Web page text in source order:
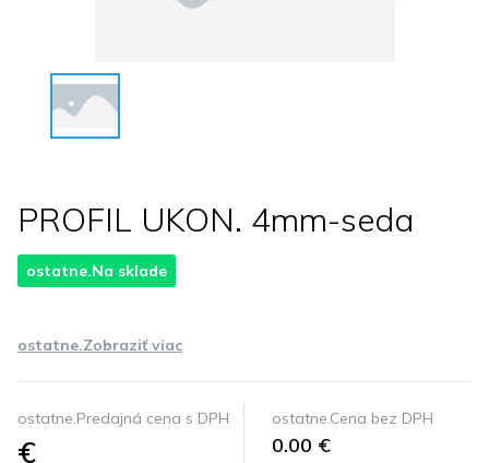
PROFIL UKON. 4mm-seda
ostatne.Na sklade
ostatne.Zobraziť viac
ostatne.Predajná cena s DPH
€
ostatne.Cena bez DPH
0.00 €